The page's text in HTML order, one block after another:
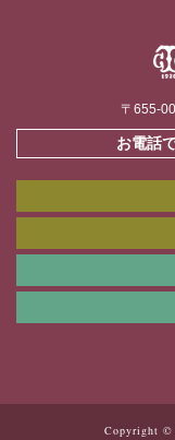
〒655-
お電話
Copyright ©